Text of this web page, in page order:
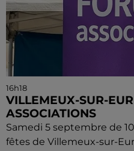
16h18
VILLEMEUX-SUR-
ASSOCIATIONS
Samedi 5 septembre de
fêtes de Villemeux-sur-